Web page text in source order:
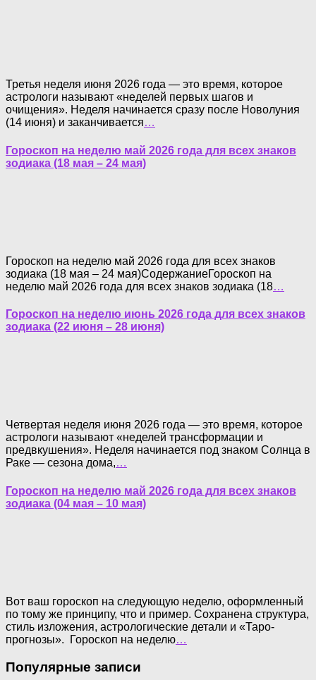
Третья неделя июня 2026 года — это время, которое
астрологи называют «неделей первых шагов и
очищения». Неделя начинается сразу после Новолуния
(14 июня) и заканчивается…
Гороскоп на неделю май 2026 года для всех знаков
зодиака (18 мая – 24 мая)
Гороскоп на неделю май 2026 года для всех знаков
зодиака (18 мая – 24 мая)СодержаниеГороскоп на
неделю май 2026 года для всех знаков зодиака (18…
Гороскоп на неделю июнь 2026 года для всех знаков
зодиака (22 июня – 28 июня)
Четвертая неделя июня 2026 года — это время, которое
астрологи называют «неделей трансформации и
предвкушения». Неделя начинается под знаком Солнца в
Раке — сезона дома,…
Гороскоп на неделю май 2026 года для всех знаков
зодиака (04 мая – 10 мая)
Вот ваш гороскоп на следующую неделю, оформленный
по тому же принципу, что и пример. Сохранена структура,
стиль изложения, астрологические детали и «Таро-
прогнозы». Гороскоп на неделю…
Популярные записи